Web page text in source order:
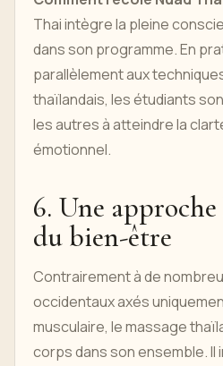
Thai intègre la pleine
dans son programme. En
parallèlement aux
thaïlandais, les étudiants
les autres à atteindre la
émotionnel.
6. Une
du bien-être
Contrairement à de
occidentaux axés
musculaire, le massage
corps dans son ensemble.